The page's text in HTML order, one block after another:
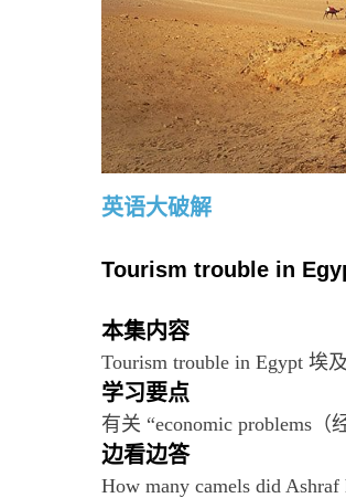
英语大破解
Tourism trouble in
本集内容
Tourism trouble in Egypt 埃
学习要点
有关 “economic problems（
边看边答
How many camels did Ashraf